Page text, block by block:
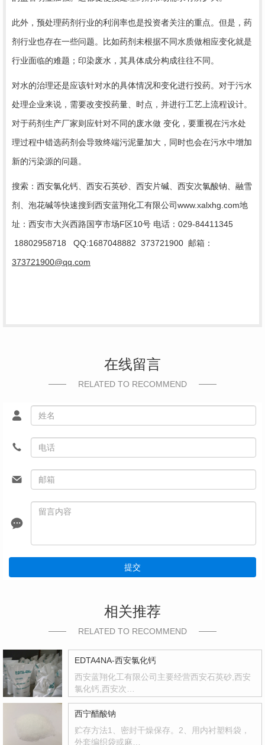
此外，预处理药剂行业的利润率也是投资者关注的重点。但是，药
剂行业也存在一些问题。
比如药剂未根据不同水质做相应变化就是
行业面临的难题 ； 印染废水，其具体成分构成往往不同 。
对水的治理还是应该针对水的具体情况和变化进行投药。对于污水
处理企业来说，需要改变投药量、时点，并进行工艺上流程设计。
对于药剂生产厂家则应针对不同的废水做 变化 ，要重视在污水处
理过程中错选药剂会导致终端污泥量加大，同时也会在污水中增加
新的污染源的问题。
搜索：西安氯化钙、西安石英砂、西安片碱、西安次氯酸钠、融雪
剂、泡花碱等快速搜到西安蓝翔化工有限公司www.xalxhg.com地
址：西安市大兴西路国亨市场F区10号 电话：029-84411345
18802958718 QQ:1687048882 373721900 邮箱：
373721900@qq.com
在线留言
RELATED TO RECOMMEND
提交
相关推荐
RELATED TO RECOMMEND
EDTA4NA-西安氯化钙
西安蓝翔化工有限公司主要经营西安石英砂,西安
氯化钙,西安次…
西宁醋酸钠
贮存方法1、密封干燥保存。2、用内衬塑料袋，
外套编织袋或麻…